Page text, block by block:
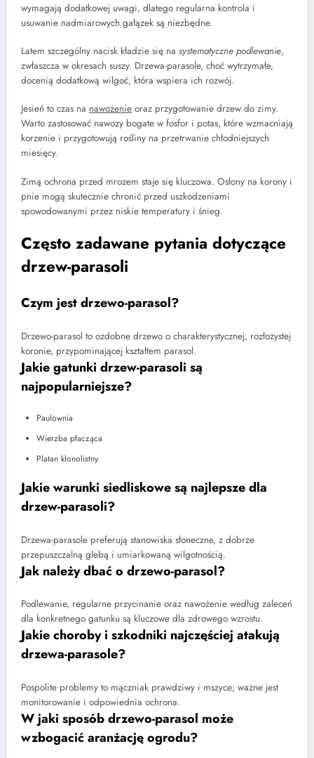
wymagają dodatkowej uwagi, dlatego regularna kontrola i
usuwanie nadmiarowych gałązek są niezbędne.
Latem szczególny nacisk kładzie się na systematyczne podlewanie,
zwłaszcza w okresach suszy. Drzewa-parasole, choć wytrzymałe,
docenią dodatkową wilgoć, która wspiera ich rozwój.
Jesień to czas na nawożenie oraz przygotowanie drzew do zimy.
Warto zastosować nawozy bogate w fosfor i potas, które wzmacniają
korzenie i przygotowują rośliny na przetrwanie chłodniejszych
miesięcy.
Zimą ochrona przed mrozem staje się kluczowa. Osłony na korony i
pnie mogą skutecznie chronić przed uszkodzeniami
spowodowanymi przez niskie temperatury i śnieg.
Często zadawane pytania dotyczące
drzew-parasoli
Czym jest drzewo-parasol?
Drzewo-parasol to ozdobne drzewo o charakterystycznej, rozłożystej
koronie, przypominającej kształtem parasol.
Jakie gatunki drzew-parasoli są
najpopularniejsze?
Paulownia
Wierzba płacząca
Platan klonolistny
Jakie warunki siedliskowe są najlepsze dla
drzew-parasoli?
Drzewa-parasole preferują stanowiska słoneczne, z dobrze
przepuszczalną glebą i umiarkowaną wilgotnością.
Jak należy dbać o drzewo-parasol?
Podlewanie, regularne przycinanie oraz nawożenie według zaleceń
dla konkretnego gatunku są kluczowe dla zdrowego wzrostu.
Jakie choroby i szkodniki najczęściej atakują
drzewa-parasole?
Pospolite problemy to mączniak prawdziwy i mszyce; ważne jest
monitorowanie i odpowiednia ochrona.
W jaki sposób drzewo-parasol może
wzbogacić aranżację ogrodu?